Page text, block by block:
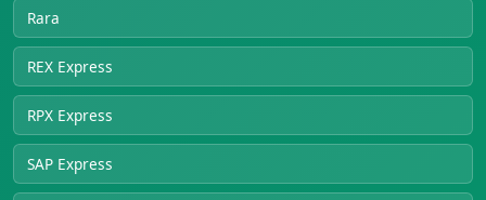
Rara
REX Express
RPX Express
SAP Express